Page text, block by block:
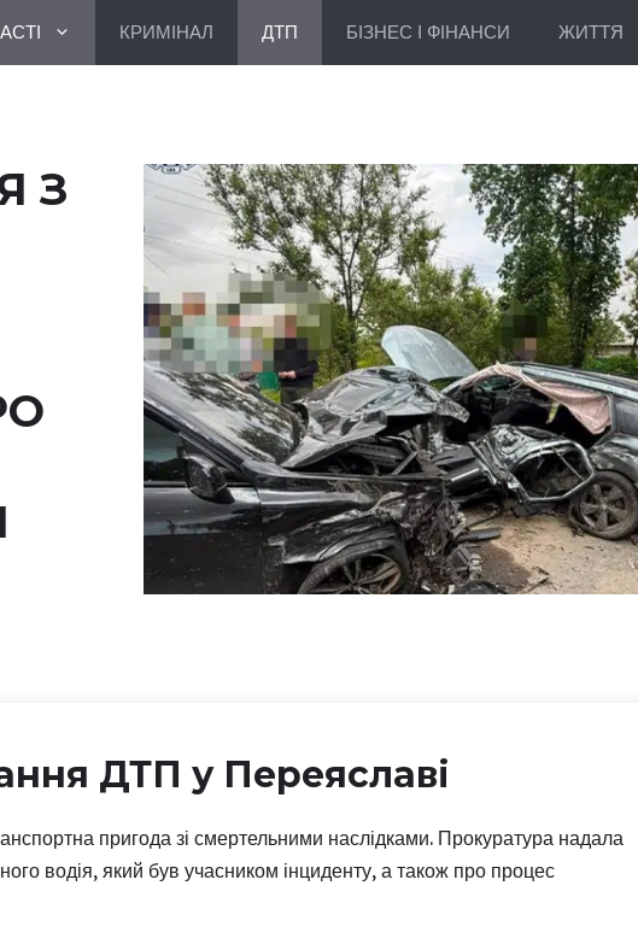
КРИМІНАЛ ДТП БІЗНЕС І ФІНАНСИ ЖИТТЯ
З
ДТП у Переяславі
пригода зі смертельними наслідками. Прокуратура надала
водія, який був учасником інциденту, а також про процес